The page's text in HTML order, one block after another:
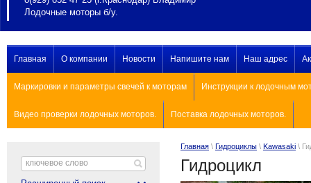
Лодочные моторы б/у.
Главная О компании Новости Напишите нам Наш адрес
Маркировки и параметры свечей к моторам Инструкции к лодочным
Видео проверки лодочных моторов. Поставка лодочных моторов.
Главная \ Гидроциклы \ Kawasaki \
Гидроцикл